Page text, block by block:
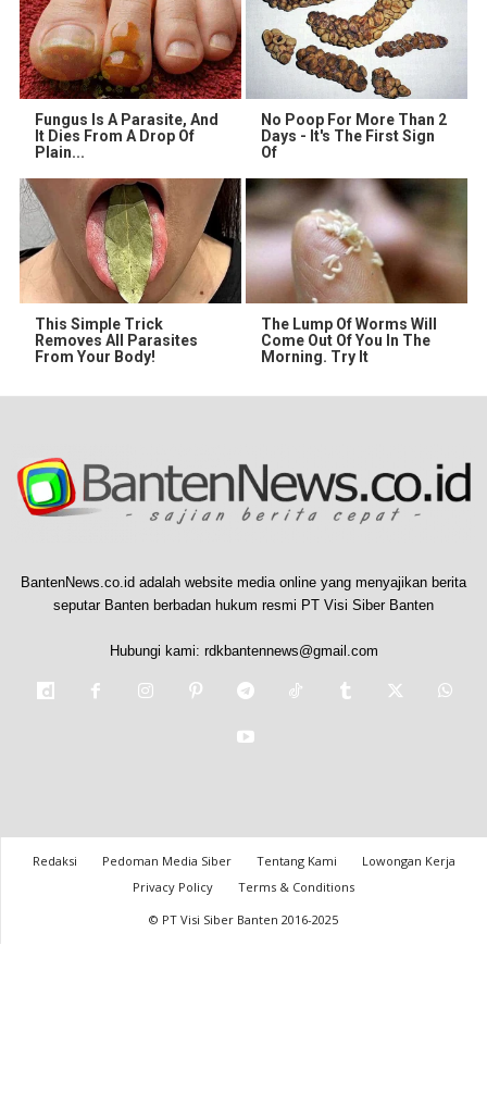
Fungus Is A Parasite, And
It Dies From A Drop Of
Plain...
No Poop For More Than 2
Days - It's The First Sign
Of
This Simple Trick
Removes All Parasites
From Your Body!
The Lump Of Worms Will
Come Out Of You In The
Morning. Try It
BantenNews.co.id adalah website media online yang menyajikan berita
seputar Banten berbadan hukum resmi PT Visi Siber Banten
Hubungi kami: rdkbantennews@gmail.com
Redaksi Pedoman Media Siber Tentang Kami
Lowongan Kerja
Privacy Policy
Terms & Conditions
© PT Visi Siber Banten 2016-2025